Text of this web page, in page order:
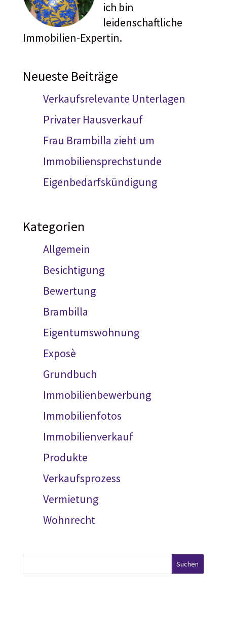
ich bin
leidenschaftliche
Immobilien-Expertin.
Neueste Beiträge
Verkaufsrelevante Unterlagen
Privater Hausverkauf
Frau Brambilla zieht um
Immobiliensprechstunde
Eigenbedarfskündigung
Kategorien
Allgemein
Besichtigung
Bewertung
Brambilla
Eigentumswohnung
Exposè
Grundbuch
Immobilienbewerbung
Immobilienfotos
Immobilienverkauf
Produkte
Verkaufsprozess
Vermietung
Wohnrecht